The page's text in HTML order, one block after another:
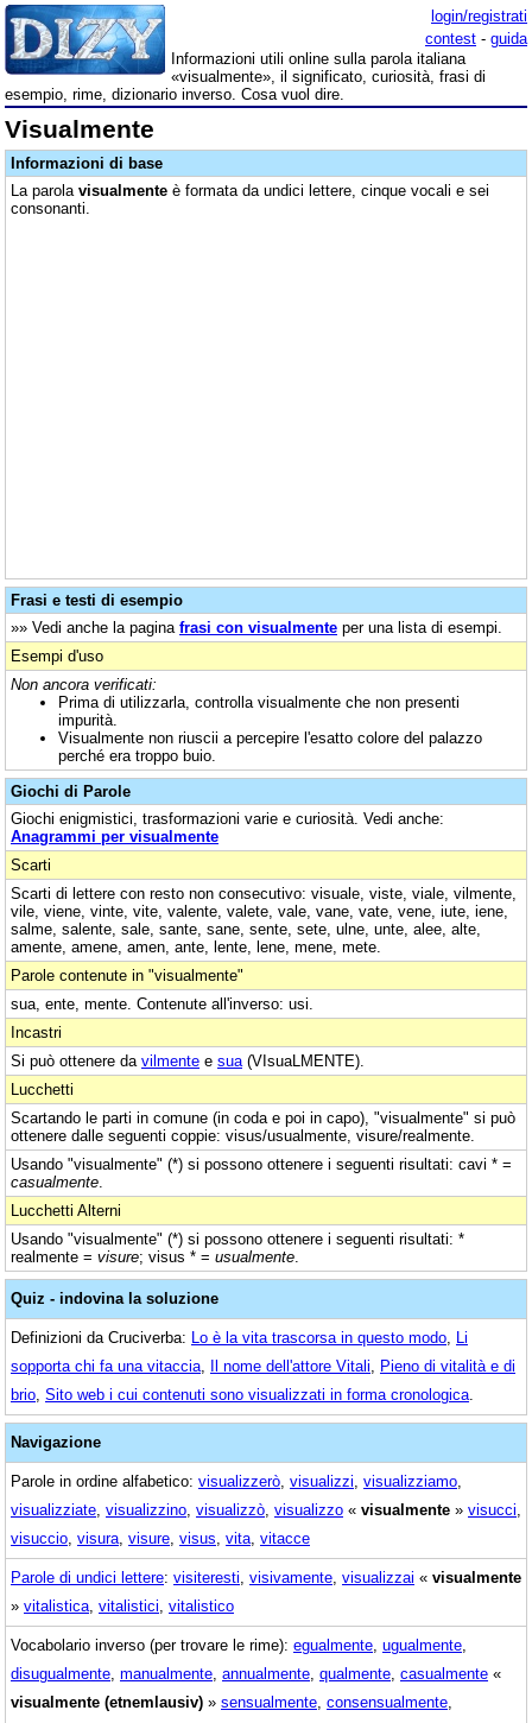
login/registrati
contest - guida
Informazioni utili online sulla parola italiana
«visualmente», il significato, curiosità, frasi di
esempio, rime, dizionario inverso. Cosa vuol dire.
Visualmente
Informazioni di base
La parola visualmente è formata da undici lettere, cinque vocali e sei
consonanti.
Frasi e testi di esempio
»» Vedi anche la pagina frasi con visualmente per una lista di esempi.
Esempi d'uso
Non ancora verificati:
Prima di utilizzarla, controlla visualmente che non presenti
impurità.
Visualmente non riuscii a percepire l'esatto colore del palazzo
perché era troppo buio.
Giochi di Parole
Giochi enigmistici, trasformazioni varie e curiosità. Vedi anche:
Anagrammi per visualmente
Scarti
Scarti di lettere con resto non consecutivo: visuale, viste, viale, vilmente,
vile, viene, vinte, vite, valente, valete, vale, vane, vate, vene, iute, iene,
salme, salente, sale, sante, sane, sente, sete, ulne, unte, alee, alte,
amente, amene, amen, ante, lente, lene, mene, mete.
Parole contenute in "visualmente"
sua, ente, mente. Contenute all'inverso: usi.
Incastri
Si può ottenere da vilmente e sua (VIsuaLMENTE).
Lucchetti
Scartando le parti in comune (in coda e poi in capo), "visualmente" si può
ottenere dalle seguenti coppie: visus/usualmente, visure/realmente.
Usando "visualmente" (*) si possono ottenere i seguenti risultati: cavi * =
casualmente
Lucchetti Alterni
Usando "visualmente" (*) si possono ottenere i seguenti risultati: *
realmente = visure; visus * = usualmente
Quiz - indovina la soluzione
Definizioni da Cruciverba: Lo è la vita trascorsa in questo modo Li
sopporta chi fa una vitaccia Il nome dell'attore Vitali
Pieno di vitalità e di
brio Sito web i cui contenuti sono visualizzati in forma cronologica
Navigazione
Parole in ordine alfabetico: visualizzerò visualizzi visualizziamo
visualizziate visualizzino visualizzò visualizzo « visualmente » visucci
visuccio visura visure visus vita vitacce
Parole di undici lettere: visiteresti visivamente visualizzai « visualmente
» vitalistica vitalistici vitalistico
Vocabolario inverso (per trovare le rime): egualmente ugualmente
disugualmente manualmente annualmente qualmente casualmente «
visualmente (etnemlausiv) » sensualmente consensualmente